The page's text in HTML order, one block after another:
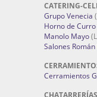
CATERING-
Grupo Venecia
Horno de Curro
Manolo Mayo
Salones
Cerramientos
CHATARRERÍAS